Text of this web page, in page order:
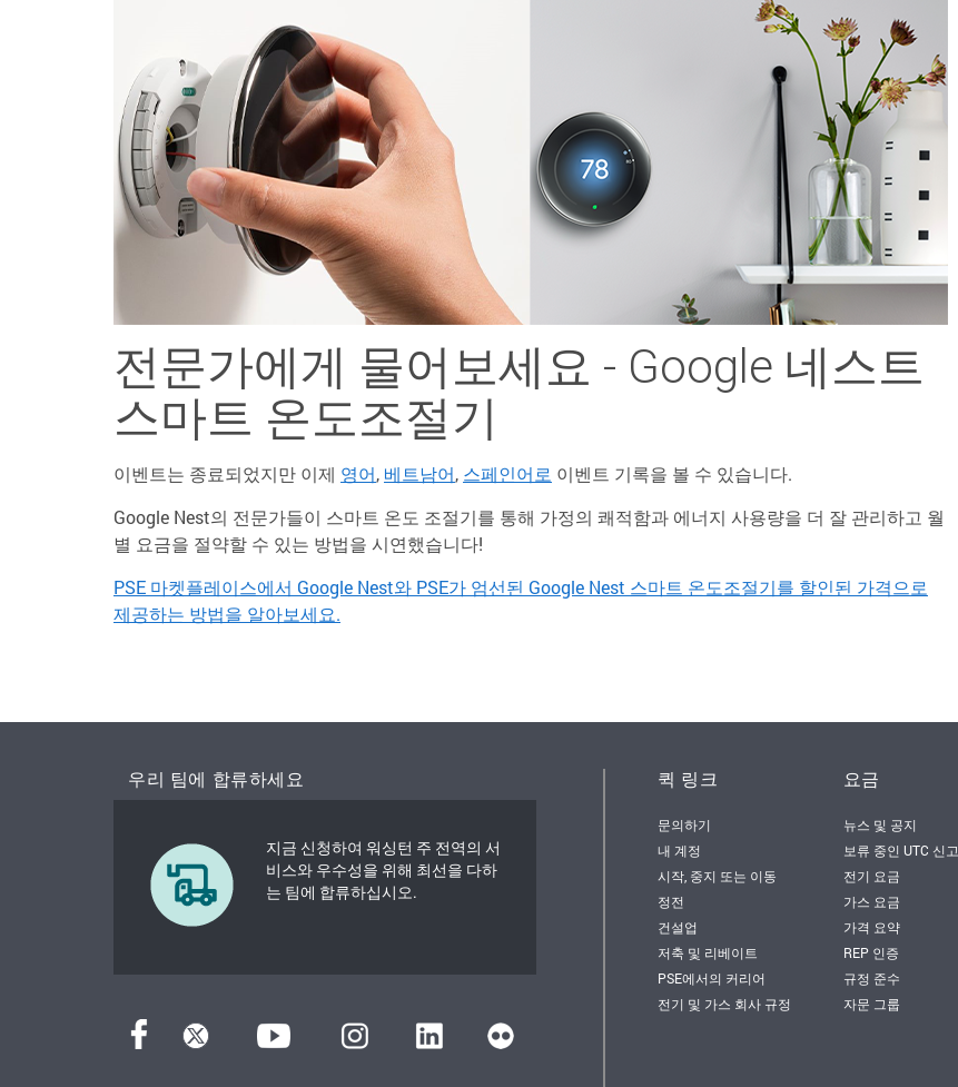
전문가에게 물어보세요 - Google 네스트
스마트 온도조절기
이벤트는 종료되었지만 이제 영어, 베트남어, 스페인어로 이벤트 기록을 볼 수 있습니다.
Google Nest의 전문가들이 스마트 온도 조절기를 통해 가정의 쾌적함과 에너지 사용량을 더 잘 관리하고 월
별 요금을 절약할 수 있는 방법을 시연했습니다!
PSE 마켓플레이스에서 Google Nest와 PSE가 엄선된 Google Nest 스마트 온도조절기를 할인된 가격으로
제공하는 방법을 알아보세요.
우리 팀에 합류하세요
지금 신청하여 워싱턴 주 전역의 서
비스와 우수성을 위해 최선을 다하
는 팀에 합류하십시오.
퀵 링크
문의하기
내 계정
시작, 중지 또는 이동
정전
건설업
저축 및 리베이트
PSE에서의 커리어
전기 및 가스 회사 규정
요금
뉴스 및 공지
보류 중인 UTC 신고
전기 요금
가스 요금
가격 요약
REP 인증
규정 준수
자문 그룹